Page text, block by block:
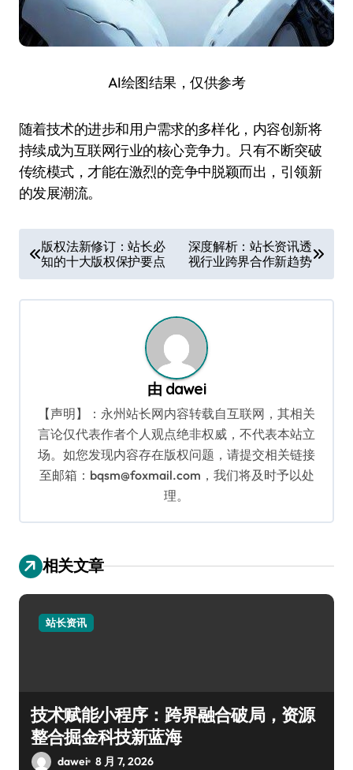
AI绘图结果，仅供参考
随着技术的进步和用户需求的多样化，内容创新将
持续成为互联网行业的核心竞争力。只有不断突破
传统模式，才能在激烈的竞争中脱颖而出，引领新
的发展潮流。
章
导
版权法新修订：站长必
知的十大版权保护要点
深度解析：站长资讯透
视行业跨界合作新趋势
由 dawei
【声明】：永州站长网内容转载自互联网，其相关
言论仅代表作者个人观点绝非权威，不代表本站立
场。如您发现内容存在版权问题，请提交相关链接
至邮箱：bqsm@foxmail.com，我们将及时予以处
理。
相关文章
站长资讯
技术赋能小程序：跨界融合破局，资源
整合掘金科技新蓝海
dawei 8 月 7, 2026